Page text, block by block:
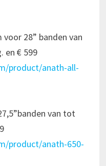
28” banden van
en € 599
product/anath-all-
van tot
product/anath-650-